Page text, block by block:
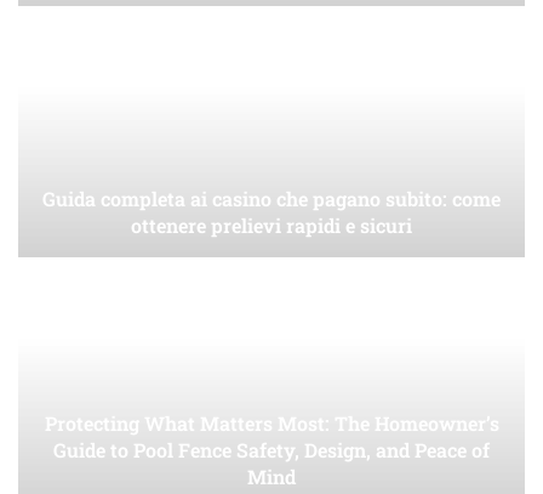
Guida completa ai casino che pagano subito: come
ottenere prelievi rapidi e sicuri
Protecting What Matters Most: The Homeowner’s
Guide to Pool Fence Safety, Design, and Peace of
Mind